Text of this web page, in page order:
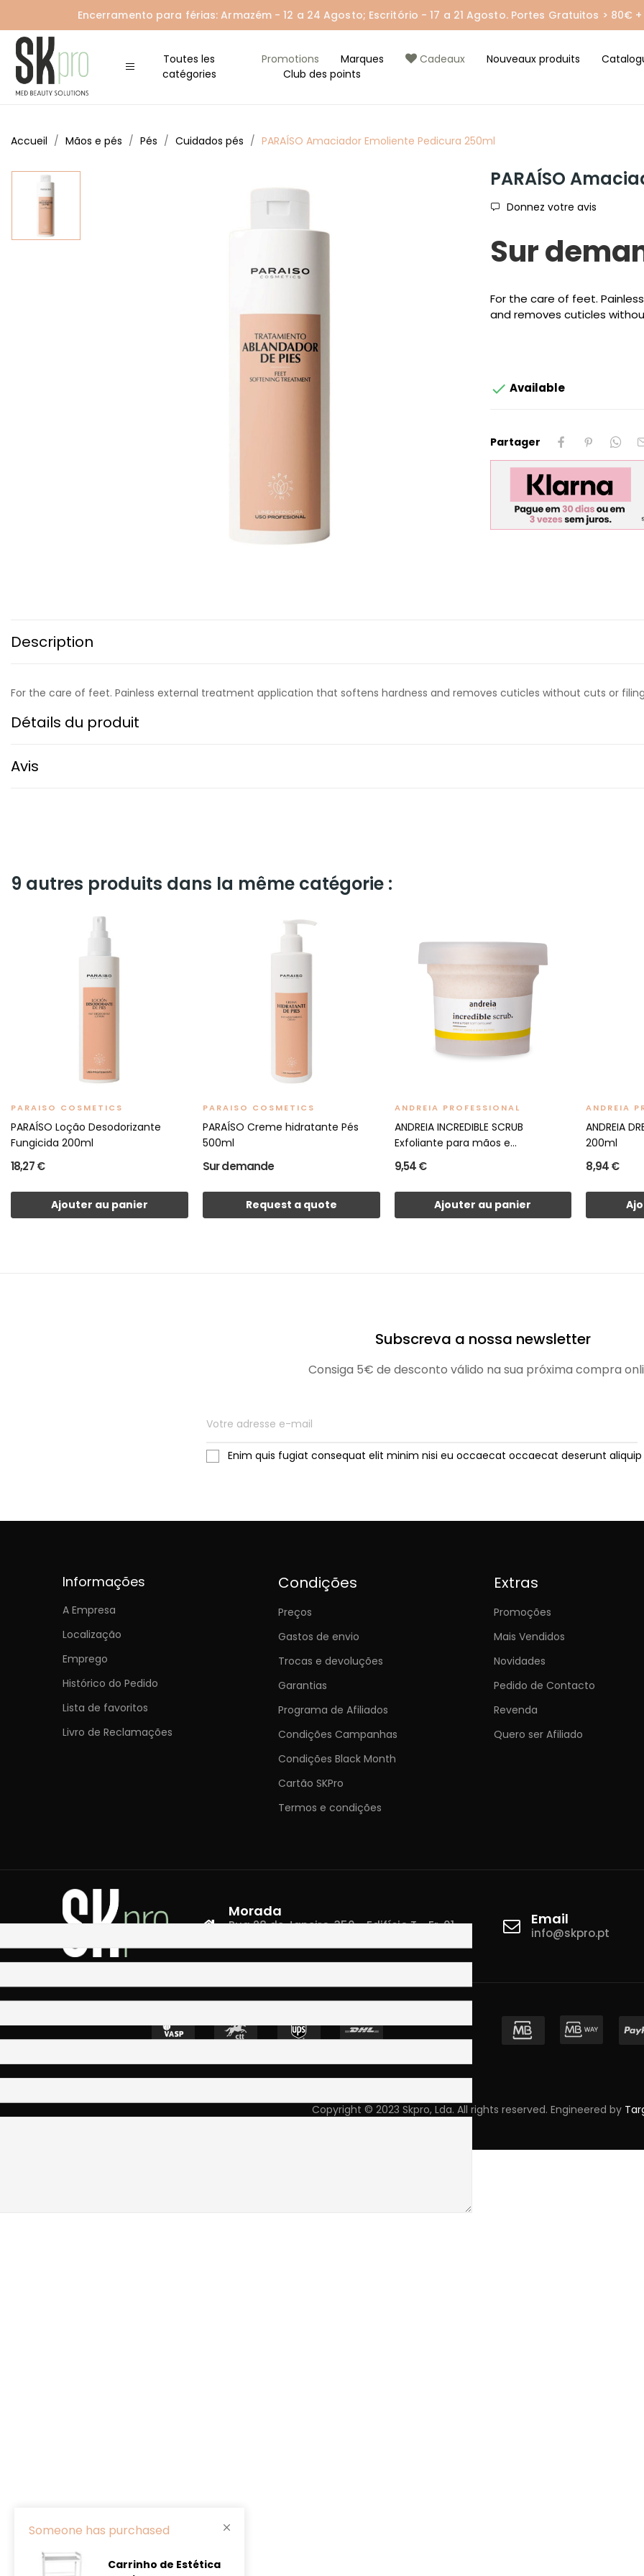
Encerramento para férias: Armazém - 12 a 24 Agosto; Escritório - 17 a 21 Agosto. Portes Gratuitos > 80€
Toutes les
catégories
Promotions Marques Cadeaux Nouveaux produits
Club des points
Accueil Mãos e pés Pés Cuidados pés PARAÍSO Amaciador Emoliente Pedicura 250ml
PARAÍSO
Donnez votre avis
Sur
For the care of feet.
and removes cuticles
 Available
Partager
Description
For the care of feet. Painless external treatment application that softens hardness and removes cuticles without cuts or
Détails du produit
Avis
9 autres produits dans la même catégorie :
PARAISO COSMETICS
PARAÍSO Loção Desodorizante
Fungicida 200ml
18,27 €
Ajouter au panier
PARAISO COSMETICS
PARAÍSO Creme hidratante Pés
500ml
Sur demande
Request a quote
ANDREIA PROFESSIONAL
ANDREIA INCREDIBLE SCRUB
Exfoliante para mãos e...
9,54 €
Ajouter au panier
ANDREIA
ANDREIA
200ml
8,94 €
Subscreva a nossa newsletter
Consiga 5€ de desconto válido na sua próxima compra
Enim quis fugiat consequat elit minim nisi eu occaecat occaecat deserunt aliquip
Informações
A Empresa
Localização
Emprego
Histórico do Pedido
Lista de favoritos
Livro de Reclamações
Condições
Preços
Gastos de envio
Trocas e devoluções
Garantias
Programa de Afiliados
Condições Campanhas
Condições Black Month
Cartão SKPro
Termos e condições
Extras
Promoções
Mais Vendidos
Novidades
Pedido de Contacto
Revenda
Quero ser Afiliado
Morada
Rua 28 de Janeiro, 350 - Edifício T - Fr. 01
Email
info@skpro.pt
Copyright © 2023 Skpro, Lda. All rights reserved. Engineered by
Someone has purchased
Carrinho de Estética